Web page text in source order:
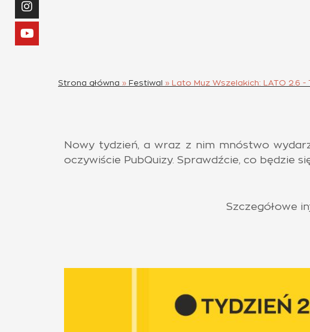
Strona główna » Festiwal » Lato Muz Wszelakich: LATO 2.6 -
Nowy tydzień, a wraz z nim mnóstwo
oczywiście PubQuizy. Sprawdźcie, co będzie
Szczegółowe